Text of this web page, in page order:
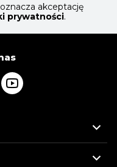
akceptację
prywatności.